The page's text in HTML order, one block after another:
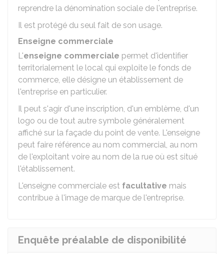
reprendre la dénomination sociale de l'entreprise.
Il est protégé du seul fait de son usage.
Enseigne commerciale
L'enseigne commerciale permet d'identifier
territorialement le local qui exploite le fonds de
commerce, elle désigne un établissement de
l'entreprise en particulier.
Il peut s'agir d'une inscription, d'un emblème, d'un
logo ou de tout autre symbole généralement
affiché sur la façade du point de vente. L'enseigne
peut faire référence au nom commercial, au nom
de l'exploitant voire au nom de la rue où est situé
l'établissement.
L'enseigne commerciale est facultative mais
contribue à l'image de marque de l'entreprise.
Enquête préalable de disponibilité